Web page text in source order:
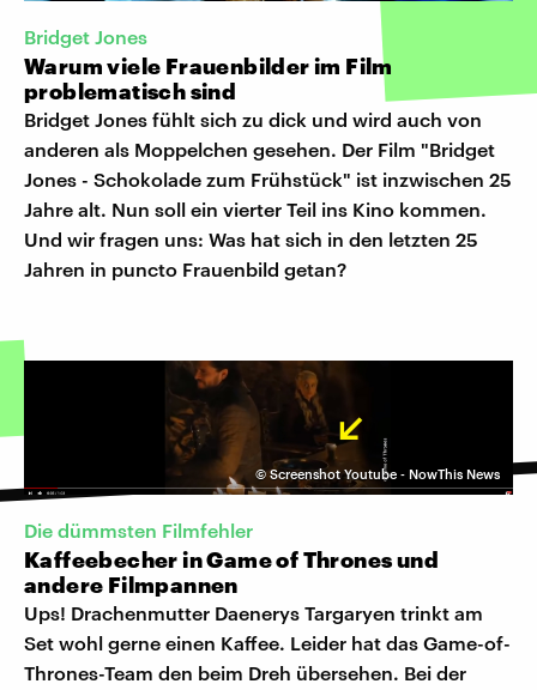
Bridget Jones
Warum viele Frauenbilder im Film
problematisch sind
Bridget Jones fühlt sich zu dick und wird auch von
anderen als Moppelchen gesehen. Der Film "Bridget
Jones - Schokolade zum Frühstück" ist inzwischen 25
Jahre alt. Nun soll ein vierter Teil ins Kino kommen.
Und wir fragen uns: Was hat sich in den letzten 25
Jahren in puncto Frauenbild getan?
©Screenshot Youtube - NowThis News
Die dümmsten Filmfehler
Kaffeebecher in Game of Thrones und
andere Filmpannen
Ups! Drachenmutter Daenerys Targaryen trinkt am
Set wohl gerne einen Kaffee. Leider hat das Game-of-
Thrones-Team den beim Dreh übersehen. Bei der